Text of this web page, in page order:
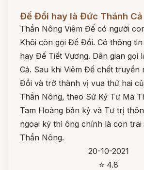
Đọc ngay
Đế Đồi hay là Đức Thánh Cả
Thần Nông Viêm Đế có người
Khôi còn gọi Đế Đồi. Có thông
hay Đế Tiết Vương. Dân gian gọi
Cả. Sau khi Viêm Đế chết truyền
Đồi và trở thành vị vua thứ hai
Thần Nông, theo Sử Ký Tư Mã
Tam Hoàng bản kỷ và Tư trị
ngoại kỷ thì ông chính là con
Thần Nông.
20-10-2021
⭐ 4.8